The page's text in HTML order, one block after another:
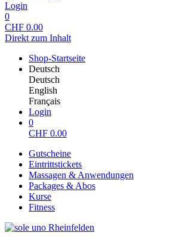
Login
0
CHF 0.00
Direkt zum Inhalt
Shop-Startseite
Deutsch
Deutsch
English
Français
Login
0
CHF 0.00
Gutscheine
Eintrittstickets
Massagen & Anwendungen
Packages & Abos
Kurse
Fitness